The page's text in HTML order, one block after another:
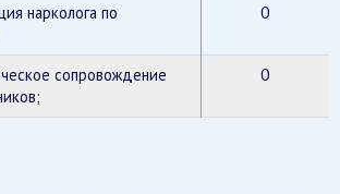
нарколога по
0
сопровождение
0